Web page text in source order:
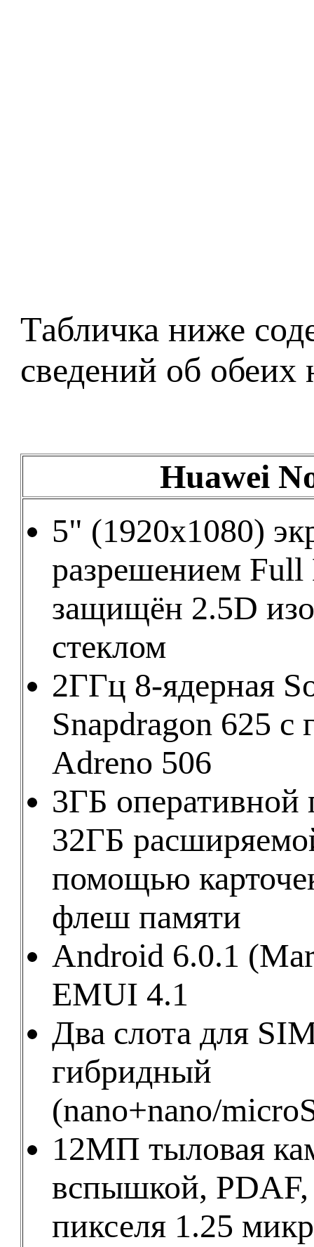
Табличка ниже
сведений об
Huawei
5" (1920x1080)
разрешением
защищён 2.5D
стеклом
2ГГц 8-ядерная
Snapdragon 625 с
Adreno 506
3ГБ оперативной
32ГБ
помощью
флеш памяти
Android 6.0.1
EMUI 4.1
Два слота для
гибридный
(nano+nano/
12МП тыловая
вспышкой, PDAF,
пикселя 1.25